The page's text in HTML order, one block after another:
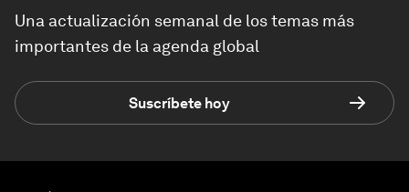
Una actualización semanal de los temas más
importantes de la agenda global
Suscríbete hoy